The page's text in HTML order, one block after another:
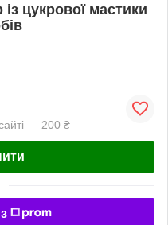
iз цукрової мастики
— 200 ₴